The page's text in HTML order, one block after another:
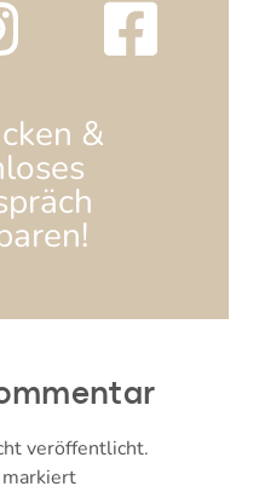
&
veröffentlicht.
markiert